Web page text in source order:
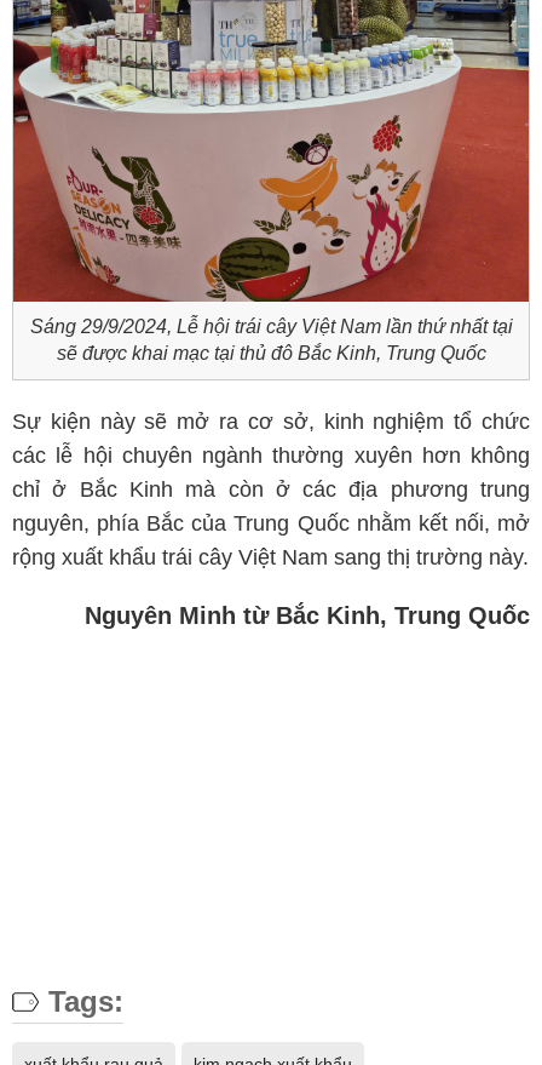
Sáng 29/9/2024, Lễ hội trái cây Việt Nam lần thứ nhất tại
sẽ được khai mạc tại thủ đô Bắc Kinh, Trung Quốc
Sự kiện này sẽ mở ra cơ sở, kinh nghiệm tổ chức
các lễ hội chuyên ngành thường xuyên hơn không
chỉ ở Bắc Kinh mà còn ở các địa phương trung
nguyên, phía Bắc của Trung Quốc nhằm kết nối, mở
rộng xuất khẩu trái cây Việt Nam sang thị trường này.
Nguyên Minh từ Bắc Kinh, Trung Quốc
Tags: